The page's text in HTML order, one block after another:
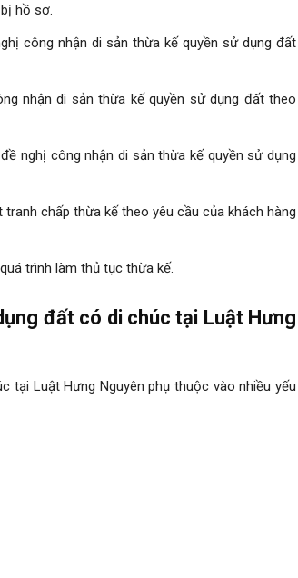
hồ sơ.
công nhận di sản thừa kế quyền sử dụng đất
nhận di sản thừa kế quyền sử dụng đất theo
nghị công nhận di sản thừa kế quyền sử dụng
tranh chấp thừa kế theo yêu cầu của khách hàng
trình làm thủ tục thừa kế.
đất có di chúc tại Luật Hưng
tại Luật Hưng Nguyên phụ thuộc vào nhiều yếu